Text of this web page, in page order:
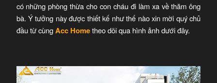
có những phòng thừa cho con cháu đi làm xa về thăm ông
bà. Ý tưởng này được thiết kế như thế nào xin mời quý chủ
đầu từ cùngAcc Hometheo dõi qua hình ảnh dưới đây.